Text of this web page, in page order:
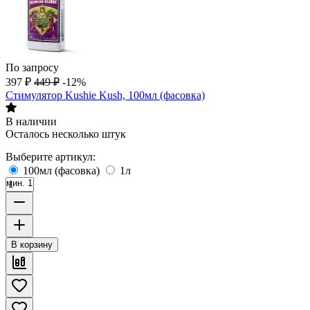
По запросу
397 ₽ 449 ₽ -12%
Стимулятор Kushie Kush, 100мл (фасовка)
В наличии
Осталось несколько штук
Выберите артикул:
100мл (фасовка)
1л
мин. 1
В корзину